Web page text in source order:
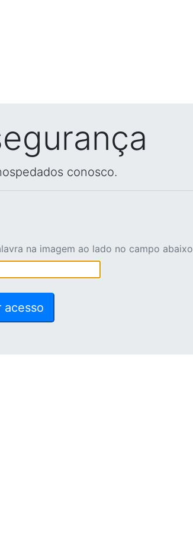
conosco.
na imagem ao lado no campo abaixo